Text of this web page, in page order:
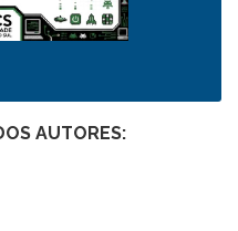
AUTORES: